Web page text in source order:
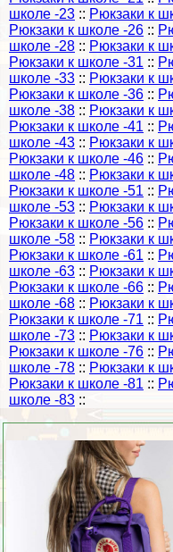
школе -23 :: Рюкзаки к
Рюкзаки к школе -26 ::
школе -28 :: Рюкзаки к
Рюкзаки к школе -31 ::
школе -33 :: Рюкзаки к
Рюкзаки к школе -36 ::
школе -38 :: Рюкзаки к
Рюкзаки к школе -41 ::
школе -43 :: Рюкзаки к
Рюкзаки к школе -46 ::
школе -48 :: Рюкзаки к
Рюкзаки к школе -51 ::
школе -53 :: Рюкзаки к
Рюкзаки к школе -56 ::
школе -58 :: Рюкзаки к
Рюкзаки к школе -61 ::
школе -63 :: Рюкзаки к
Рюкзаки к школе -66 ::
школе -68 :: Рюкзаки к
Рюкзаки к школе -71 ::
школе -73 :: Рюкзаки к
Рюкзаки к школе -76 ::
школе -78 :: Рюкзаки к
Рюкзаки к школе -81 ::
школе -83 ::